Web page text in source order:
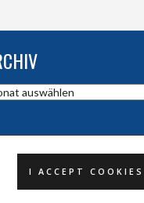
I ACCEPT COOKIES